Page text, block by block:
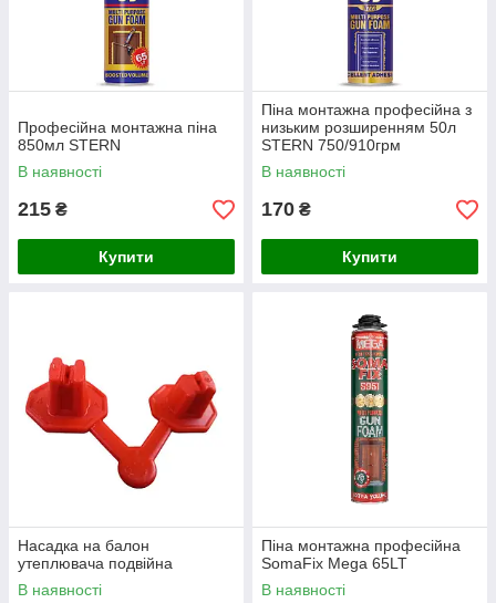
Професійна монтажна піна
850мл STERN
В наявності
215 ₴
Купити
Піна монтажна професійна з
низьким розширенням 50л
STERN 750/910грм
В наявності
170 ₴
Купити
Насадка на балон
утеплювача подвійна
В наявності
Піна монтажна професійна
SomaFix Mega 65LT
В наявності